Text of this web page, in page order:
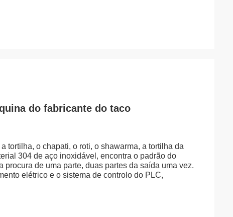
do fabricante do taco
tortilha, o chapati, o roti, o shawarma, a tortilha da
304 de aço inoxidável, encontra o padrão do
de uma parte, duas partes da saída uma vez.
elétrico e o sistema de controlo do PLC,